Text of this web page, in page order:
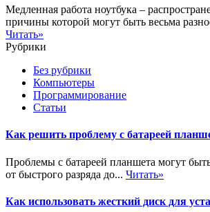
Медленная работа ноутбука –
причины которой могут быть весьма
Читать»
Рубрики
Без рубрики
Компьютеры
Программирование
Статьи
Как решить проблему с батареей
Проблемы с батареей планшета могут
от быстрого разряда до... Читать»
Как использовать жесткий диск для